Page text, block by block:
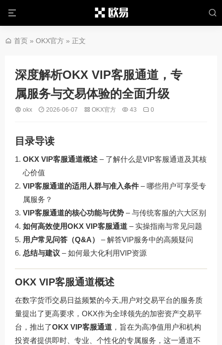
首页 » OKX官方 » 正文
深度解析OKX VIP客服通道，专
属服务与交易体验的全面升级
okx 2026-06-07 OKX官方 43 0
目录导读
OKX VIP客服通道概述 – 了解什么是VIP客服通道及其核
心价值
VIP客服通道的适用人群与准入条件 – 哪些用户可享受专
属服务？
VIP客服通道的核心功能与优势 – 与传统客服的六大区别
如何高效使用OKX VIP客服通道 – 实操指南与常见问题
用户常见问答（Q&A）
– 解答VIP服务中的高频疑问
总结与建议 – 如何最大化利用VIP资源
OKX VIP客服通道概述
在数字货币交易日益频繁的今天,用户对交易平台的服务质
量提出了更高要求，OKX作为全球领先的加密资产交易平
台，推出了OKX VIP客服通道 ，旨在为高净值用户和机构
投资者提供即时、专业、个性化的专属服务，这一通道不